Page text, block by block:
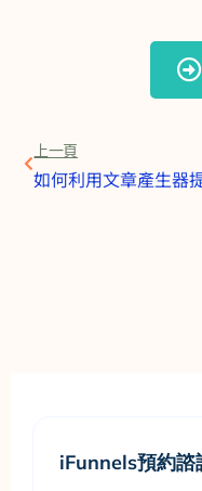
上一頁
上一頁